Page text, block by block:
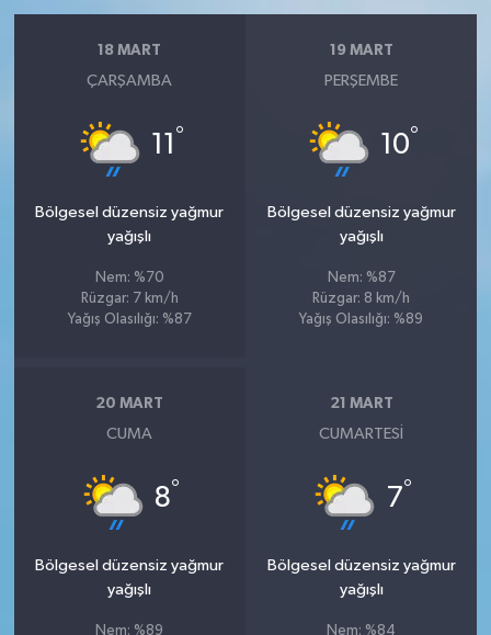
18 MART
ÇARŞAMBA
11 °
Bölgesel düzensiz yağmur
yağışlı
Nem: %70
Rüzgar: 7 km/h
Yağış Olasılığı: %87
19 MART
PERŞEMBE
10°
Bölgesel düzensiz yağmur
yağışlı
Nem: %87
Rüzgar: 8 km/h
Yağış Olasılığı: %89
20 MART
CUMA
8°
Bölgesel düzensiz yağmur
yağışlı
Nem: %89
21 MART
CUMARTESI
7°
Bölgesel düzensiz yağmur
yağışlı
Nem: %84